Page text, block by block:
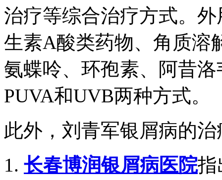
治疗等综合治疗方式。
生素A酸类药物、角质溶
氨蝶呤、环孢素、阿昔
PUVA和UVB两种方式。
此外，刘青军银屑病的
1. 长春博润银屑病医院指